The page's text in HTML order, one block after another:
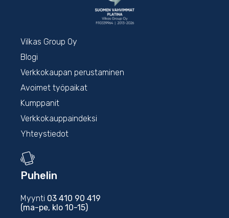
Vilkas Group Oy
Blogi
Verkkokaupan perustaminen
Avoimet työpaikat
Kumppanit
Verkkokauppaindeksi
Yhteystiedot
Puhelin
Myynti 03 410 90 419
(ma-pe, klo 10-15)